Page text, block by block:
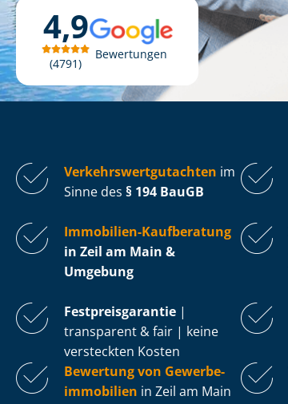
4,9
4791
Bewertungen
Ver­kehrs­wert­gut­ach­ten im
Sinne des § 194 BauGB
Immobilien-Kaufberatung
in Zeil am Main &
Umgebung
Fest­preis­ga­ran­tie |
transparent & fair | keine
versteckten Kosten
Bewertung von Ge­wer­be­
im­mo­bi­li­en in Zeil am Main